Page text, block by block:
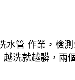
管 作業，檢
洗就越髒，兩